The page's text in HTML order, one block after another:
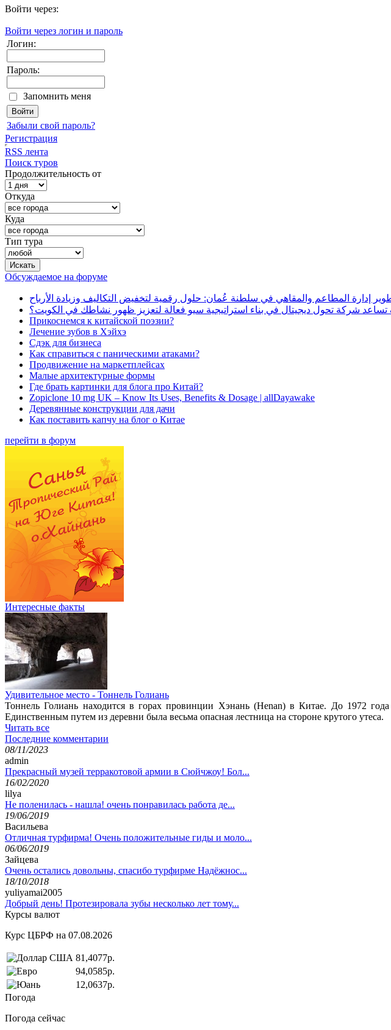
Войти через:
Войти через логин и пароль
Логин:
Пароль:
Запомнить меня
Забыли свой пароль?
Регистрация
RSS лента
Поиск туров
Продолжительность от
Откуда
Куда
Тип тура
Обсуждаемое на форуме
إدارة المطاعم والمقاهي في سلطنة عُمان: حلول رقمية لتخفيض التكاليف وزيادة الأرباح
شركة تحول ديجيتال في بناء استراتيجية سيو فعالة لتعزيز ظهور نشاطك في الكويت؟
Прикоснемся к китайской поэзии?
Лечение зубов в Хэйхэ
Сдэк для бизнеса
Как справиться с паническими атаками?
Продвижение на маркетплейсах
Малые архитектурные формы
Где брать картинки для блога про Китай?
Zopiclone 10 mg UK – Know Its Uses, Benefits & Dosage | allDayawake
Деревянные конструкции для дачи
Как поставить капчу на блог о Китае
перейти в форум
Интересные факты
Удивительное место - Тоннель Голиань
Тоннель Голиань находится в горах провинции Хэнань (Henan) в Китае. До 1972
Единственным путем из деревни была весьма опасная лестница на стороне крутого утеса.
Читать все
Последние комментарии
08/11/2023
admin
Прекрасный музей терракотовой армии в Сюйчжоу! Бол...
16/02/2020
lilya
Не поленилась - нашла! очень понравилась работа де...
19/06/2019
Васильева
Отличная турфирма! Очень положительные гиды и моло...
06/06/2019
Зайцева
Очень остались довольны, спасибо турфирме Надёжнос...
18/10/2018
yuliyamai2005
Добрый день! Протезировала зубы несколько лет тому...
Курсы валют
Курс ЦБРФ на 07.08.2026
81,4077р.
94,0585р.
12,0637р.
Погода
Погода сейчас